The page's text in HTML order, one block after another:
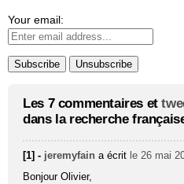
Your email:
Les 7 commentaires et
dans la recherche
[1] - jeremyfain a écrit le 26 mai
Bonjour Olivier,